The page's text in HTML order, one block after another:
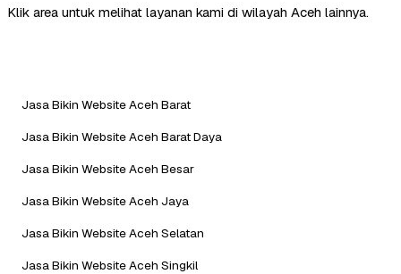
Klik area untuk melihat layanan kami di wilayah Aceh lainnya.
Jasa Bikin Website Aceh Barat
Jasa Bikin Website Aceh Barat Daya
Jasa Bikin Website Aceh Besar
Jasa Bikin Website Aceh Jaya
Jasa Bikin Website Aceh Selatan
Jasa Bikin Website Aceh Singkil